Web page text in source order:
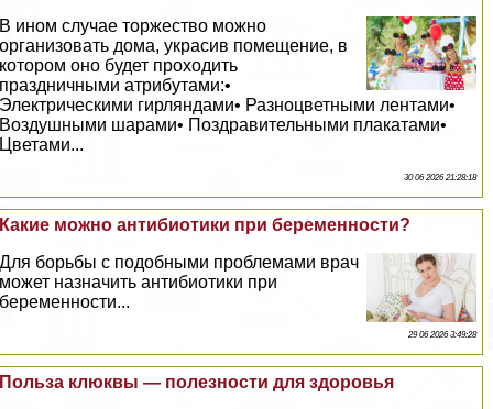
В ином случае торжество можно
организовать дома, украсив помещение, в
котором оно будет проходить
праздничными атрибутами:•
Электрическими гирляндами• Разноцветными лентами•
Воздушными шарами• Поздравительными плакатами•
Цветами...
30 06 2026 21:28:18
Какие можно антибиотики при беременности?
Для борьбы с подобными проблемами врач
может назначить антибиотики при
беременности...
29 06 2026 3:49:28
Польза клюквы — полезности для здоровья